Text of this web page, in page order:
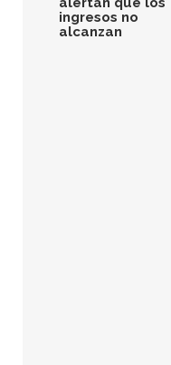
ingresos no
alcanzan